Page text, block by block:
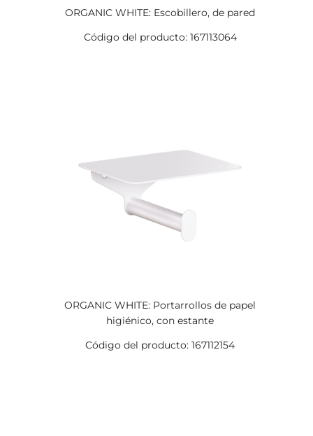
ORGANIC WHITE: Escobillero, de pared
Código del producto: 167113064
ORGANIC WHITE: Portarrollos de papel
higiénico, con estante
Código del producto: 167112154